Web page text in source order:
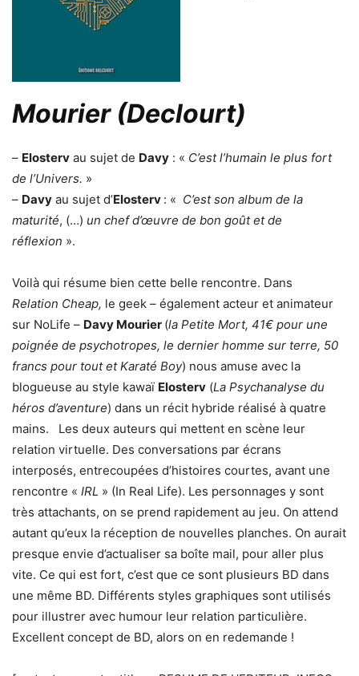
Mourier (Declourt)
– Elosterv au sujet de Davy : « C’est l’humain le plus fort
de l’Univers. »
– Davy au sujet d’Elosterv : « C’est son album de la
maturité, (…) un chef d’œuvre de bon goût et de
réflexion ».
Voilà qui résume bien cette belle rencontre. Dans
Relation Cheap, le geek – également acteur et animateur
sur NoLife – Davy Mourier (la Petite Mort, 41€ pour une
poignée de psychotropes, le dernier homme sur terre, 50
francs pour tout et Karaté Boy) nous amuse avec la
blogueuse au style kawaï Elosterv (La Psychanalyse du
héros d’aventure) dans un récit hybride réalisé à quatre
mains.
Les deux auteurs qui mettent en scène leur
relation virtuelle. Des conversations par écrans
interposés, entrecoupées d’histoires courtes, avant une
rencontre « IRL » (In Real Life). Les personnages y sont
très attachants, on se prend rapidement au jeu. On attend
autant qu’eux la réception de nouvelles planches. On aurait
presque envie d’actualiser sa boîte mail, pour aller plus
vite. Ce qui est fort, c’est que ce sont plusieurs BD dans
une même BD. Différents styles graphiques sont utilisés
pour illustrer avec humour leur relation particulière.
Excellent concept de BD, alors on en redemande !